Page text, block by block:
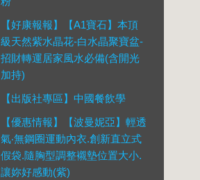
【好康報報】【A1寶石】本頂
級天然紫水晶花-白水晶聚寶盆-
招財轉運居家風水必備(含開光
加持)
【出版社專區】中國餐飲學
【優惠情報】【波曼妮亞】輕透
氣‧無鋼圈運動內衣.創新直立式
假袋.隨胸型調整襯墊位置大小.
讓妳好感動(紫)